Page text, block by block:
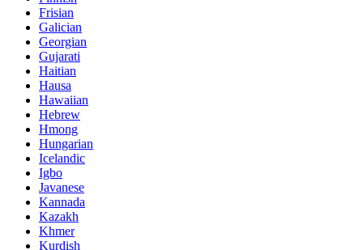
Frisian
Galician
Georgian
Gujarati
Haitian
Hausa
Hawaiian
Hebrew
Hmong
Hungarian
Icelandic
Igbo
Javanese
Kannada
Kazakh
Khmer
Kurdish